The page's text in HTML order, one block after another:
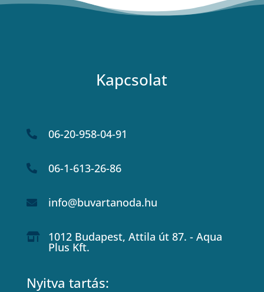
Kapcsolat
 06-20-958-04-91
 06-1-613-26-86
 info@buvartanoda.hu
 1012 Budapest, Attila út 87. - Aqua
Plus Kft.
Nyitva tartás: